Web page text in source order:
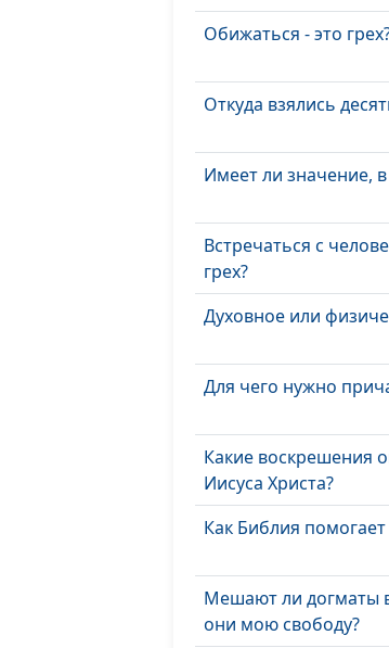
Обижаться - это
Откуда взялись
Имеет ли значение,
Встречаться с
грех?
Духовное или
Для чего нужно
Какие воскрешения
Иисуса Христа?
Как Библия
Мешают ли догматы
они мою свободу?